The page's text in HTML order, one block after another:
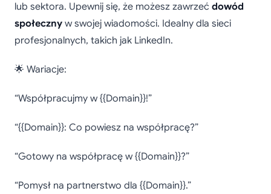
lub sektora. Upewnij się, że możesz zawrzeć dowód
społeczny w swojej wiadomości. Idealny dla sieci
profesjonalnych, takich jak LinkedIn.
🌟 Wariacje:
“Współpracujmy w {{Domain}}!”
“{{Domain}}: Co powiesz na współpracę?”
“Gotowy na współpracę w {{Domain}}?”
“Pomysł na partnerstwo dla {{Domain}}.”